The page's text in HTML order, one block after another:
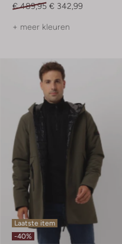
€ 489,95 € 342,99
+ meer kleuren
Laatste item
-40%